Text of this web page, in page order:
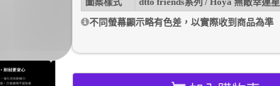
不同螢幕顯示略有色差，以實際收到商品為準